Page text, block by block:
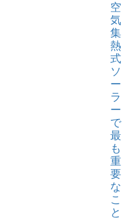
空
気
集
熱
式
ソ
ー
ラ
ー
で
最
も
重
要
な
こ
と